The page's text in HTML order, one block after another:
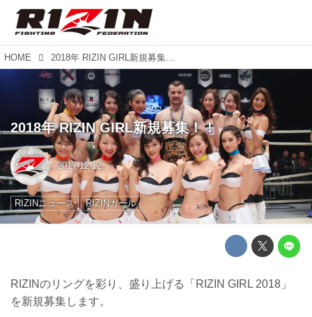
HOME 2018年 RIZIN GIRL新規募集！！
2018年 RIZIN GIRL新規募集！！
2017-12-12
RIZINニュース RIZINガール
RIZINのリングを彩り、盛り上げる「RIZIN GIRL 2018」
を新規募集します。